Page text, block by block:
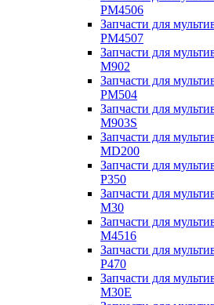
PM4506
Запчасти для
PM4507
Запчасти для
M902
Запчасти для
PM504
Запчасти для
M903S
Запчасти для
MD200
Запчасти для
P350
Запчасти для
M30
Запчасти для
M4516
Запчасти для
P470
Запчасти для
M30E